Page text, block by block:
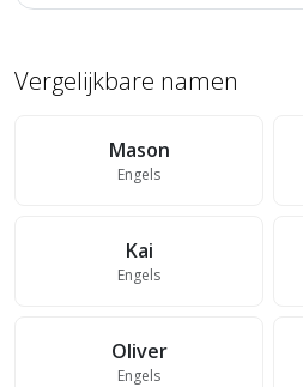
Vergelijkbare namen
Mason
Engels
Kai
Engels
Oliver
Engels